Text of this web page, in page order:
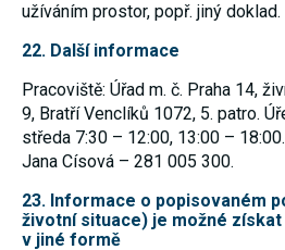
užíváním prostor, popř. jiný doklad.
22. Další informace
Pracoviště: Úřad m. č. Praha 14,
9, Bratří Venclíků 1072, 5. patro.
středa 7:30 – 12:00, 13:00 –
Jana Císová – 281 005 300.
23. Informace o popisovaném
životní situace) je možné
v jiné formě